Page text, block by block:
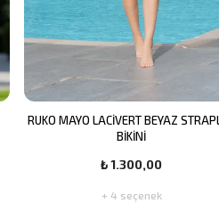
RUKO MAYO LACİVERT BEYAZ
BİKİNİ
₺ 1.300,00
+ 4 seçenek